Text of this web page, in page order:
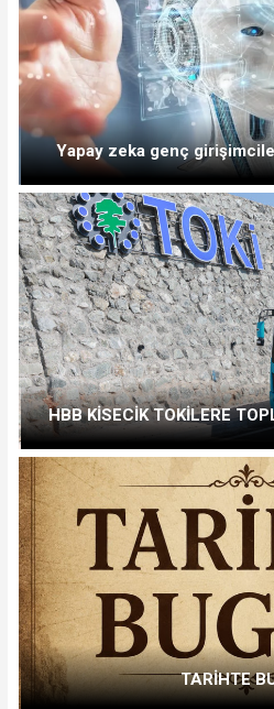
Yapay zeka genç
HBB KİSECİK TOKİLERE
TARİHTE